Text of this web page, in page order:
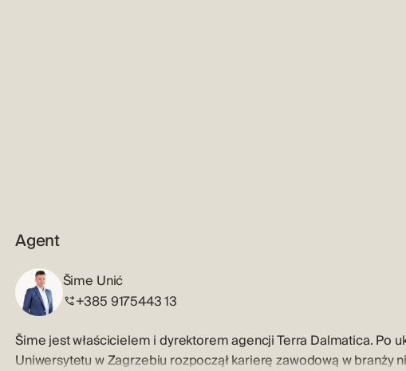
Agent
Šime Unić
+385 9175443 13
Šime jest właścicielem i dyrektorem agencji Terra Dalmatica. Po
Uniwersytetu w Zagrzebiu rozpoczął karierę zawodową w branży